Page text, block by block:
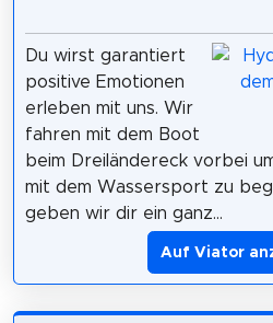
Du wirst garantiert
positive Emotionen
erleben mit uns. Wir
fahren mit dem Boot
beim Dreiländereck vorbei
mit dem Wassersport zu
geben wir dir ein ganz...
Auf Viator